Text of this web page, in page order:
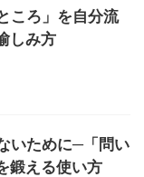
ころ」を自分流
しみ方
いために─「問い
鍛える使い方